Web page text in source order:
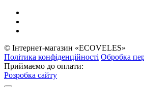
© Інтернет-магазин «ECOVELES»
Політика конфіденційності Обробка
Приймаємо до оплати:
Розробка сайту